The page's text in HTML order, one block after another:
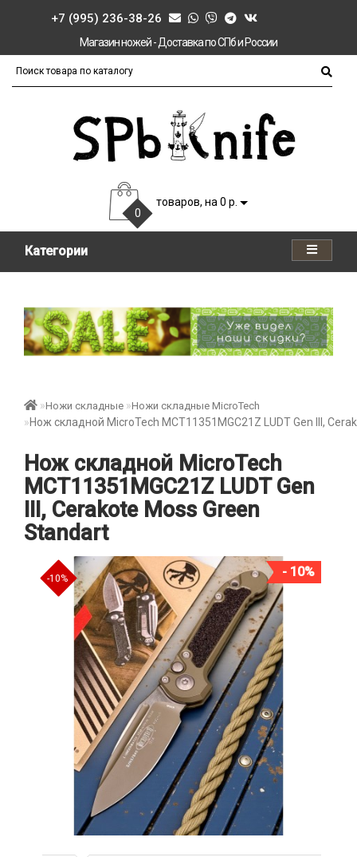
+7 (995) 236-38-26
Магазин ножей - Доставка по СПб и России
0
товаров, на 0 р.
Категории
Ножи складные Ножи складные MicroTech
Нож складной MicroTech MCT11351MGC21Z LUDT Gen III,
Нож складной MicroTech
MCT11351MGC21Z LUDT Gen
III, Cerakote Moss Green
Standart
- 10%
-10%